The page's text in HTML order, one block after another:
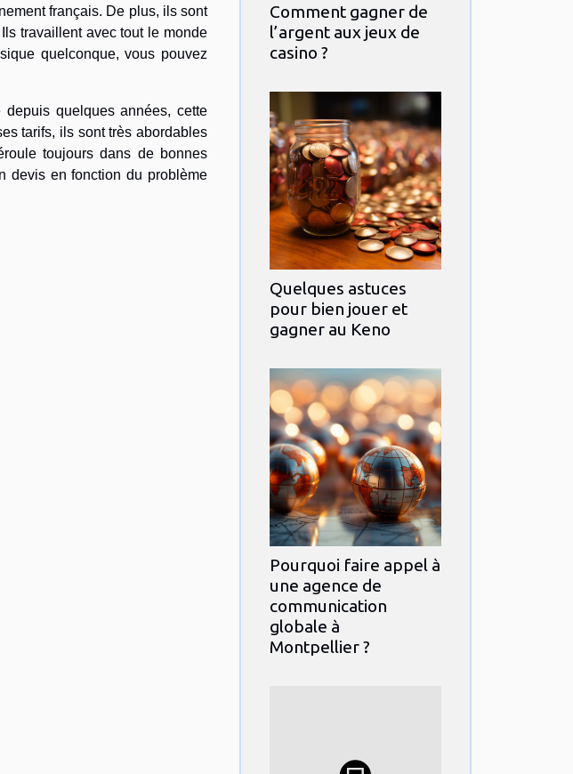
français. De plus, ils sont
travaillent avec tout le monde
quelconque, vous pouvez
depuis quelques années, cette
tarifs, ils sont très abordables
toujours dans de bonnes
devis en fonction du problème
Comment gagner de
l’argent aux jeux de
casino ?
Quelques astuces
pour bien jouer et
gagner au Keno
Pourquoi faire appel à
une agence de
communication
globale à
Montpellier ?